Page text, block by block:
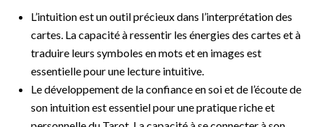
L’intuition est un outil précieux dans l’interprétation des
cartes. La capacité à ressentir les énergies des cartes et à
traduire leurs symboles en mots et en images est
essentielle pour une lecture intuitive.
Le développement de la confiance en soi et de l’écoute de
son intuition est essentiel pour une pratique riche et